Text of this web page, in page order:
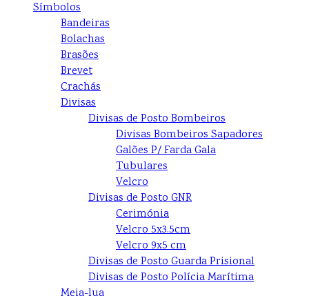
Símbolos
Bandeiras
Bolachas
Brasões
Brevet
Crachás
Divisas
Divisas de Posto Bombeiros
Divisas Bombeiros Sapadores
Galões P/ Farda Gala
Tubulares
Velcro
Divisas de Posto GNR
Cerimónia
Velcro 5x3.5cm
Velcro 9x5 cm
Divisas de Posto Guarda Prisional
Divisas de Posto Polícia Marítima